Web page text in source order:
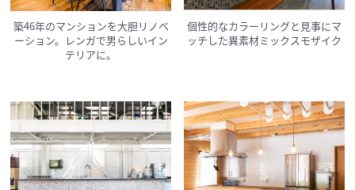
築46年のマンションを大胆リノベ
ーション。レンガで男らしいイン
テリアに。
個性的なカラーリングと見事にマ
ッチした異素材ミックスモザイク